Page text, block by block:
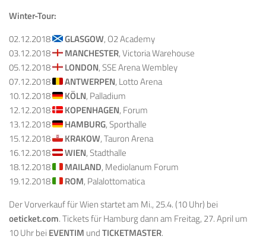
Winter-Tour:
02.12.2018
GLASGOW, O2 Academy
03.12.2018
MANCHESTER, Victoria Warehouse
05.12.2018
LONDON, SSE Arena Wembley
07.12.2018
ANTWERPEN, Lotto Arena
10.12.2018
KÖLN, Palladium
12.12.2018
KOPENHAGEN, Forum
13.12.2018
HAMBURG, Sporthalle
15.12.2018
KRAKOW, Tauron Arena
16.12.2018
WIEN, Stadthalle
18.12.2018
MAILAND, Mediolanum Forum
19.12.2018
ROM, Palalottomatica
Der Vorverkauf für Wien startet am Mi., 25.4. (10 Uhr) bei
oeticket.com. Tickets für Hamburg dann am Freitag, 27. April um
10 Uhr bei EVENTIM undTICKETMASTER.